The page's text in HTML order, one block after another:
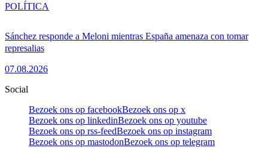
Sánchez responde a Meloni mientras España amenaza con tomar
represalias
07.08.2026
POLÍTICA
Social
Bezoek ons op facebookBezoek ons op x
Bezoek ons op linkedinBezoek ons op youtube
Bezoek ons op rss-feedBezoek ons op instagram
Bezoek ons op mastodonBezoek ons op telegram